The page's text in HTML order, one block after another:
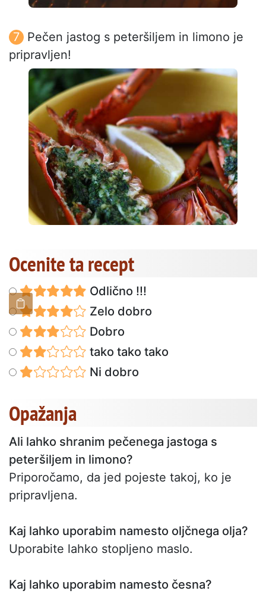
Pečen jastog s peteršiljem in limono je
pripravljen!
Ocenite ta recept
Odlično !!!
Zelo dobro
Dobro
tako tako tako
Ni dobro
Opažanja
Ali lahko shranim pečenega jastoga s
peteršiljem in limono?
Priporočamo, da jed pojeste takoj, ko je
pripravljena.
Kaj lahko uporabim namesto oljčnega olja?
Uporabite lahko stopljeno maslo.
Kaj lahko uporabim namesto česna?